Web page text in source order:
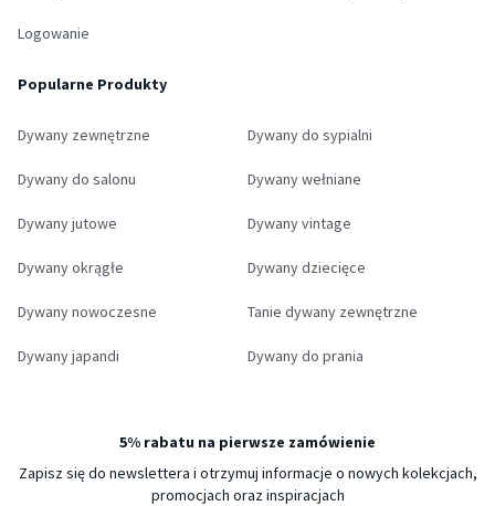
Logowanie
Popularne Produkty
Dywany zewnętrzne Dywany do sypialni
Dywany do salonu Dywany wełniane
Dywany jutowe Dywany vintage
Dywany okrągłe Dywany dziecięce
Dywany nowoczesne Tanie dywany zewnętrzne
Dywany japandi Dywany do prania
5% rabatu na pierwsze zamówienie
Zapisz się do newslettera i otrzymuj informacje o nowych kolekcjach,
promocjach oraz inspiracjach